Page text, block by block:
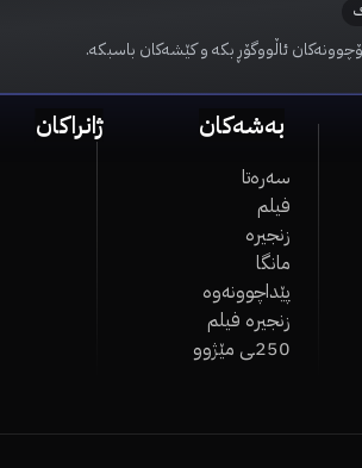
ئاڵووگۆڕ بکە و کێشەکان باسبکە.
بەشەکان
سەرەتا
فیلم
زنجیرە
مانگا
پێداچوونەوە
زنجیرە فیلم
250ـی مێژوو
ژانراکان